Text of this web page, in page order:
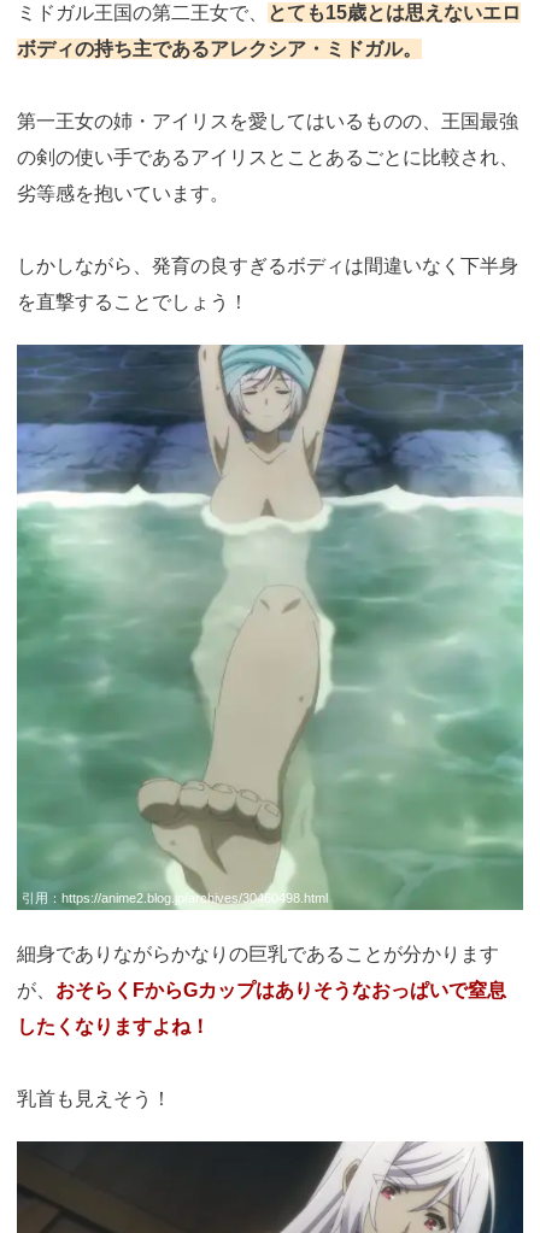
ミドガル王国の第二王女で、
とても15歳とは思えないエロ
ボディの持ち主であるアレクシア・ミドガル。
第一王女の姉・アイリスを愛してはいるものの、王国最強
の剣の使い手であるアイリスとことあるごとに比較され、
劣等感を抱いています。
しかしながら、発育の良すぎるボディは間違いなく下半身
を直撃することでしょう！
引用： https://anime2.blog.jp/archives/30460498.html
細身でありながらかなりの巨乳であることが分かります
が、 おそらくFからGカップはありそうなおっぱいで窒息
したくなりますよね！
乳首も見えそう！